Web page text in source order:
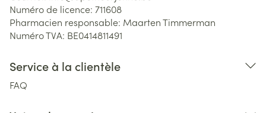
Numéro de licence: 711608
Pharmacien responsable: Maarten Timmerman
Numéro TVA: BE0414811491
Service à la clientèle
FAQ